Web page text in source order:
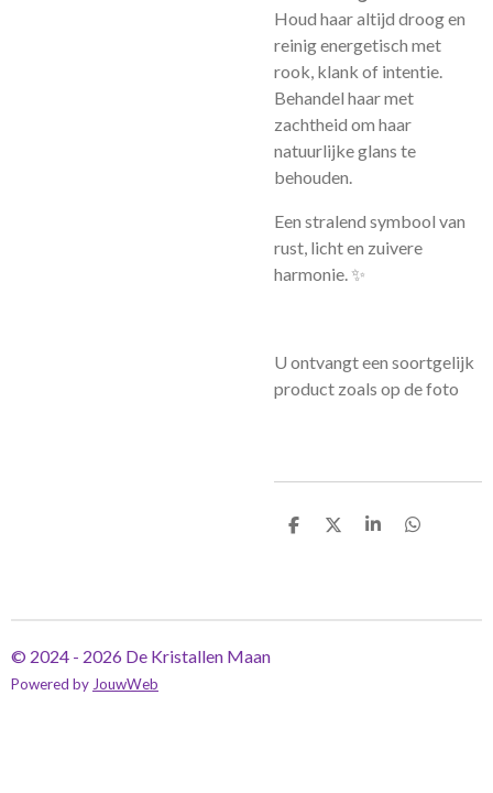
Houd haar altijd droog en
reinig energetisch met
rook, klank of intentie.
Behandel haar met
zachtheid om haar
natuurlijke glans te
behouden.
Een stralend symbool van
rust, licht en zuivere
harmonie. ✨
U ontvangt een soortgelijk
product zoals op de foto
D
D
S
D
© 2024 - 2026 De Kristallen Maan
Powered by JouwWeb